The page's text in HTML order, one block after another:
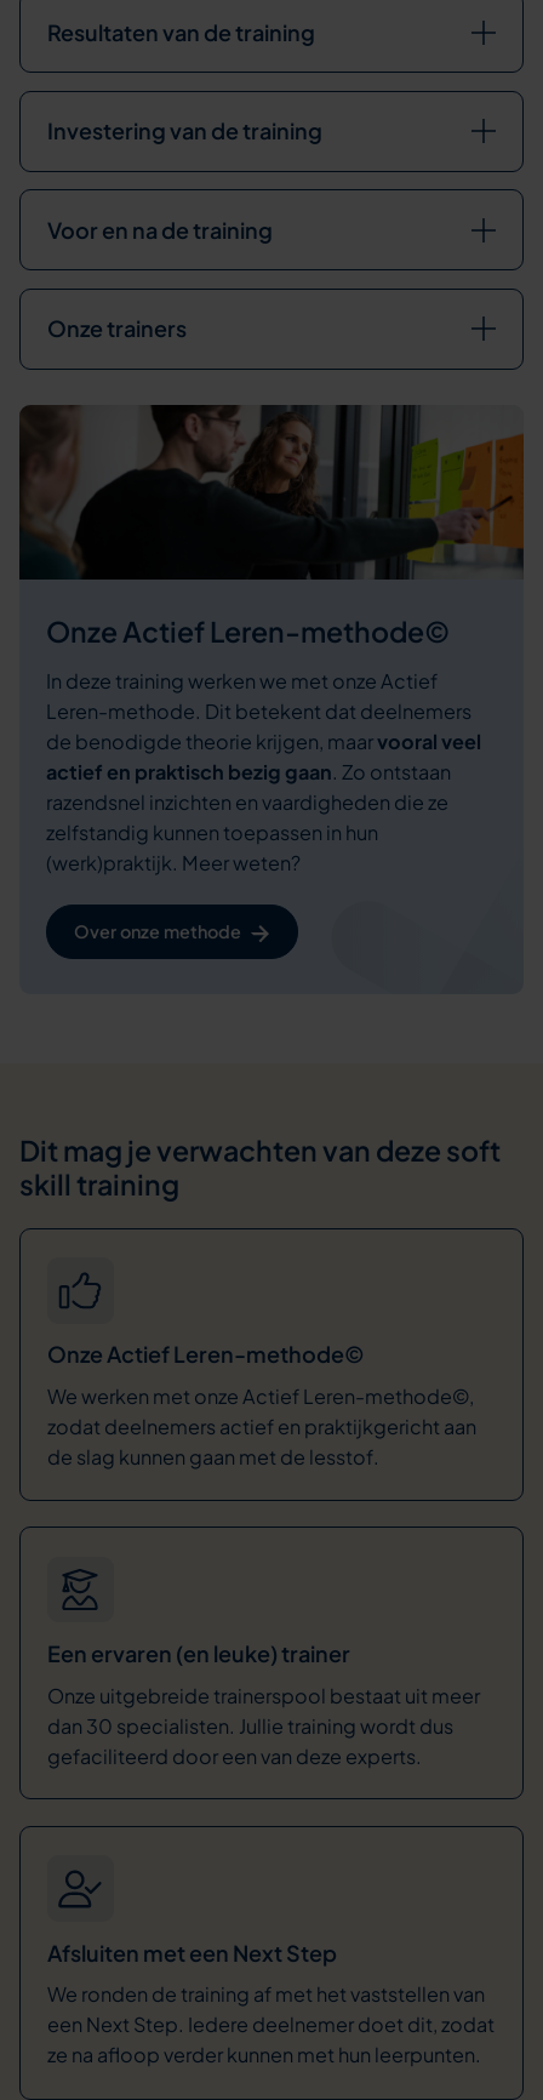
Resultaten van de training
Investering van de training
Voor en na de training
Onze trainers
Onze Actief Leren-methode©
In deze training werken we met onze Actief
Leren-methode. Dit betekent dat deelnemers
de benodigde theorie krijgen, maarvooral veel
actief en praktisch bezig gaan. Zo ontstaan
razendsnel inzichten en vaardigheden die ze
zelfstandig kunnen toepassen in hun
(werk)praktijk. Meer weten?
Over onze methode
Dit mag je verwachten van deze soft
skill training
Onze Actief Leren-methode©
We werken met onze Actief Leren-methode©,
zodat deelnemers actief en praktijkgericht aan
de slag kunnen gaan met de lesstof.
Een ervaren (en leuke) trainer
Onze uitgebreide trainerspool bestaat uit meer
dan 30 specialisten. Jullie training wordt dus
gefaciliteerd door een van deze experts.
Afsluiten met een Next Step
We ronden de training af met het vaststellen van
een Next Step. Iedere deelnemer doet dit, zodat
ze na afloop verder kunnen met hun leerpunten.